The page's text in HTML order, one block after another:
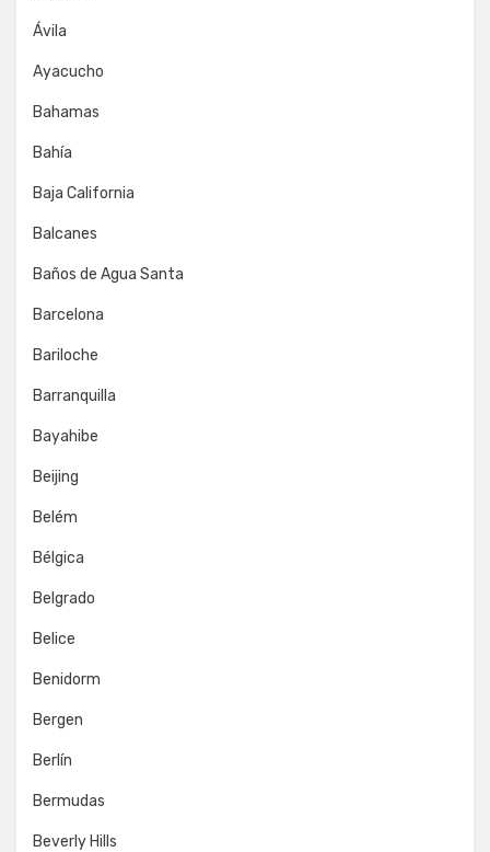
Ávila
Ayacucho
Bahamas
Bahía
Baja California
Balcanes
Baños de Agua Santa
Barcelona
Bariloche
Barranquilla
Bayahibe
Beijing
Belém
Bélgica
Belgrado
Belice
Benidorm
Bergen
Berlín
Bermudas
Beverly Hills